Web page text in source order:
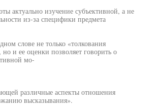
актуально изучение субъективной, а не
из-за специфики предмета
слове не только «толкования
но и ее оценки позволяет говорить о
мо-
различные аспекты отношения
высказывания».